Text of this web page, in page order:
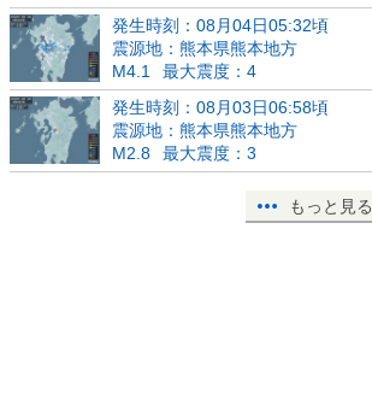
発生時刻：08月04日05:32頃
震源地：熊本県熊本地方
M4.1
最大震度：4
発生時刻：08月03日06:58頃
震源地：熊本県熊本地方
M2.8
最大震度：3
もっと見る